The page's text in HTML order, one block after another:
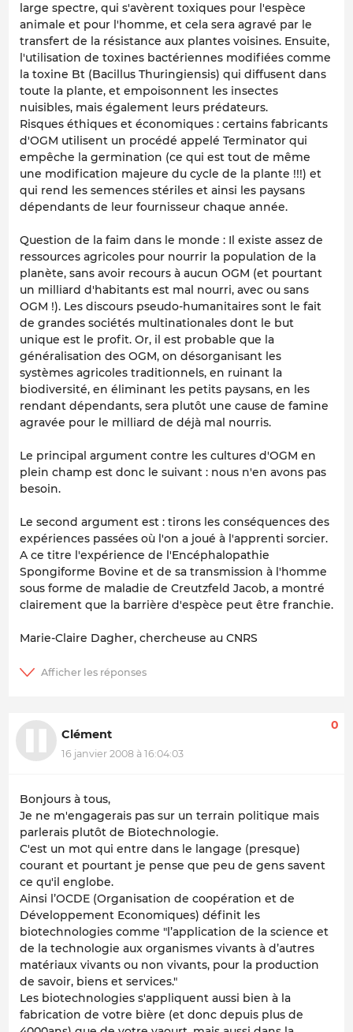
large spectre, qui s'avèrent toxiques pour l'espèce
animale et pour l'homme, et cela sera agravé par le
transfert de la résistance aux plantes voisines. Ensuite,
l'utilisation de toxines bactériennes modifiées comme
la toxine Bt (Bacillus Thuringiensis) qui diffusent dans
toute la plante, et empoisonnent les insectes
nuisibles, mais également leurs prédateurs.
Risques éthiques et économiques : certains fabricants
d'OGM utilisent un procédé appelé Terminator qui
empêche la germination (ce qui est tout de même
une modification majeure du cycle de la plante !!!) et
qui rend les semences stériles et ainsi les paysans
dépendants de leur fournisseur chaque année.
Question de la faim dans le monde : Il existe assez de
ressources agricoles pour nourrir la population de la
planète, sans avoir recours à aucun OGM (et pourtant
un milliard d'habitants est mal nourri, avec ou sans
OGM !). Les discours pseudo-humanitaires sont le fait
de grandes sociétés multinationales dont le but
unique est le profit. Or, il est probable que la
généralisation des OGM, on désorganisant les
systèmes agricoles traditionnels, en ruinant la
biodiversité, en éliminant les petits paysans, en les
rendant dépendants, sera plutôt une cause de famine
agravée pour le milliard de déjà mal nourris.
Le principal argument contre les cultures d'OGM en
plein champ est donc le suivant : nous n'en avons pas
besoin.
Le second argument est : tirons les conséquences des
expériences passées où l'on a joué à l'apprenti sorcier.
A ce titre l'expérience de l'Encéphalopathie
Spongiforme Bovine et de sa transmission à l'homme
sous forme de maladie de Creutzfeld Jacob, a montré
clairement que la barrière d'espèce peut être franchie.
Marie-Claire Dagher, chercheuse au CNRS
Clément
16 janvier 2008 à 16:04:03
0
Bonjours à tous,
Je ne m'engagerais pas sur un terrain politique mais
parlerais plutôt de Biotechnologie.
C'est un mot qui entre dans le langage (presque)
courant et pourtant je pense que peu de gens savent
ce qu'il englobe.
Ainsi l’OCDE (Organisation de coopération et de
Développement Economiques) définit les
biotechnologies comme "l’application de la science et
de la technologie aux organismes vivants à d’autres
matériaux vivants ou non vivants, pour la production
de savoir, biens et services."
Les biotechnologies s'appliquent aussi bien à la
fabrication de votre bière (et donc depuis plus de